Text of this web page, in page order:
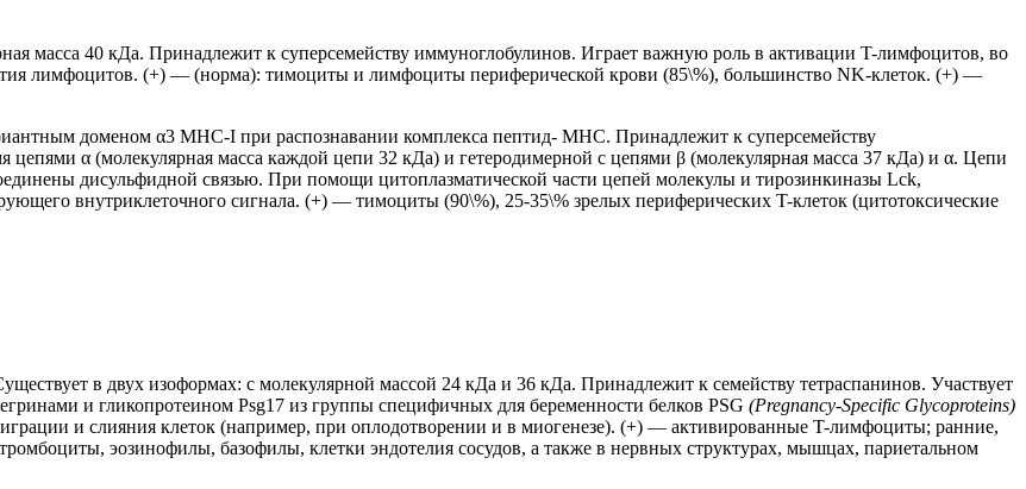
масса 40 кДа. Принадлежит к суперсемейству иммуноглобулинов. Играет важную роль в активации T-лимфоцитов, во
лимфоцитов. (+) — (норма): тимоциты и лимфоциты периферической крови (85\%), большинство NK-клеток. (+) —
доменом α3 MHC-I при распознавании комплекса пептид- MHC. Принадлежит к суперсемейству
α (молекулярная масса каждой цепи 32 кДа) и гетеродимерной с цепями β (молекулярная масса 37 кДа) и α. Цепи
дисульфидной связью. При помощи цитоплазматической части цепей молекулы и тирозинкиназы Lck,
внутриклеточного сигнала. (+) — тимоциты (90\%), 25-35\% зрелых периферических T-клеток (цитотоксические
в двух изоформах: с молекулярной массой 24 кДа и 36 кДа. Принадлежит к семейству тетраспанинов. Участвует
и гликопротеином Psg17 из группы специфичных для беременности белков PSG (Pregnancy-Specific Glycoproteins)
и слияния клеток (например, при оплодотворении и в миогенезе). (+) — активированные T-лимфоциты; ранние,
эозинофилы, базофилы, клетки эндотелия сосудов, а также в нервных структурах, мышцах, париетальном